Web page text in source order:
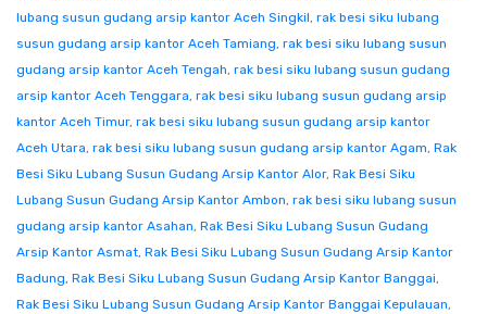
lubang susun gudang arsip kantor Aceh Singkil, rak besi siku lubang
susun gudang arsip kantor Aceh Tamiang, rak besi siku lubang susun
gudang arsip kantor Aceh Tengah, rak besi siku lubang susun gudang
arsip kantor Aceh Tenggara, rak besi siku lubang susun gudang arsip
kantor Aceh Timur, rak besi siku lubang susun gudang arsip kantor
Aceh Utara, rak besi siku lubang susun gudang arsip kantor Agam, Rak
Besi Siku Lubang Susun Gudang Arsip Kantor Alor, Rak Besi Siku
Lubang Susun Gudang Arsip Kantor Ambon, rak besi siku lubang susun
gudang arsip kantor Asahan, Rak Besi Siku Lubang Susun Gudang
Arsip Kantor Asmat, Rak Besi Siku Lubang Susun Gudang Arsip Kantor
Badung, Rak Besi Siku Lubang Susun Gudang Arsip Kantor Banggai,
Rak Besi Siku Lubang Susun Gudang Arsip Kantor Banggai Kepulauan,